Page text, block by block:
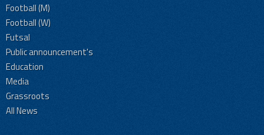
Football (M)
Football (W)
Futsal
Public announcement's
Education
Media
Grassroots
All News